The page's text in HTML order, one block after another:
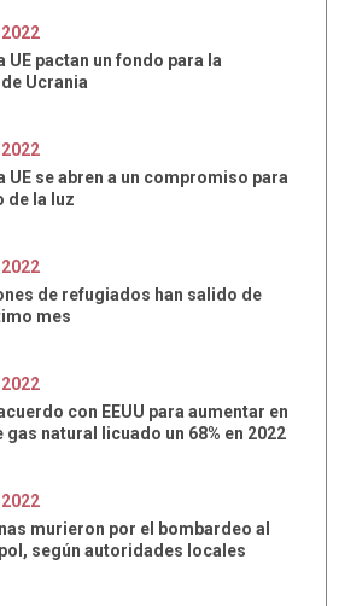
2022
UE pactan un fondo para la
Ucrania
2022
UE se abren a un compromiso para
de la luz
2022
de refugiados han salido de
mes
2022
con EEUU para aumentar en
natural licuado un 68% en 2022
2022
murieron por el bombardeo al
según autoridades locales